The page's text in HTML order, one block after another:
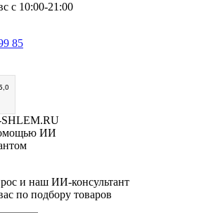
с 10:00-21:00
85
ИИ
и наш ИИ-консультант
по подбору товаров